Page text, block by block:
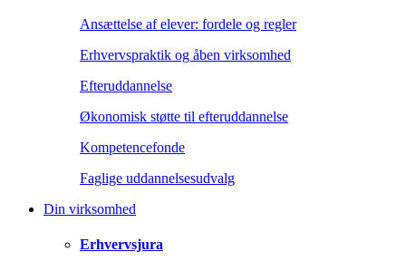
Ansættelse af elever: fordele og regler
Erhvervspraktik og åben virksomhed
Efteruddannelse
Økonomisk støtte til efteruddannelse
Kompetencefonde
Faglige uddannelsesudvalg
Din virksomhed
Erhvervsjura